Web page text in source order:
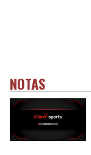
NOTAS